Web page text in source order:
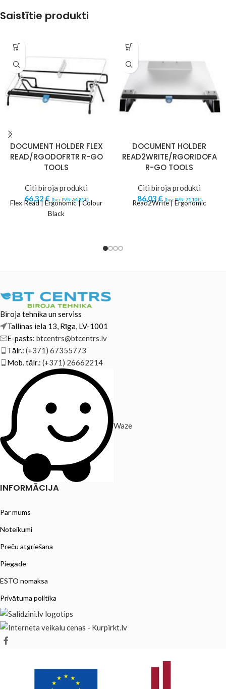
Saistītie produkti
DOCUMENT HOLDER FLEX
READ/RGODOFRTR R-GO
TOOLS
Citi biroja produkti
66,32€ (bez PVN:54,81€)
Flex Read | Ergonomic | Colour
Black
DOCUMENT HOLDER
READ2WRITE/RGORIDOFA
R-GO TOOLS
Citi biroja produkti
86,03€ (bez PVN:71,10€)
Read2Write | Ergonomic
Biroja tehnika un serviss
Tallinas iela 13, Rīga, LV-1001
E-pasts: btcentrs@btcentrs.lv
Tālr.: (+371) 67355773
Mob. tālr.: (+371) 26662214
Waze
INFORMĀCIJA
Par mums
Noteikumi
Preču atgriešana
Piegāde
ESTO nomaksa
Privātuma politika